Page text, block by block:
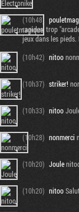
(10h48)
rapides, trop
jeux dans les
(10h42) nitoo
(10h37) striker!
(10h33) nitoo
(10h28) nonmerci
(10h20) Joule
(10h20) nitoo